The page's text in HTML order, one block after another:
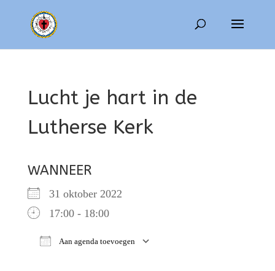
Lucht je hart in de
Lutherse Kerk
WANNEER
31 oktober 2022
17:00 - 18:00
Aan agenda toevoegen